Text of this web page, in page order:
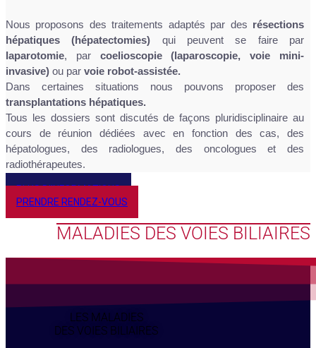
Nous proposons des traitements adaptés par des résections
hépatiques (hépatectomies) qui peuvent se faire par
laparotomie, par coelioscopie (laparoscopie, voie mini-
invasive) ou par voie robot-assistée.
Dans certaines situations nous pouvons proposer des
transplantations hépatiques.
Tous les dossiers sont discutés de façons pluridisciplinaire au
cours de réunion dédiées avec en fonction des cas, des
hépatologues, des radiologues, des oncologues et des
radiothérapeutes.
PLUS D'INFORMATIONS
PRENDRE RENDEZ-VOUS
MALADIES DES VOIES BILIAIRES
LES MALADIES
DES VOIES BILIAIRES